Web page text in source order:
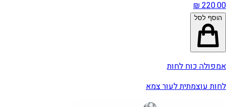
הוסף לסל
אמפולה כוח לחות
לחות עוצמתית לעור צמא